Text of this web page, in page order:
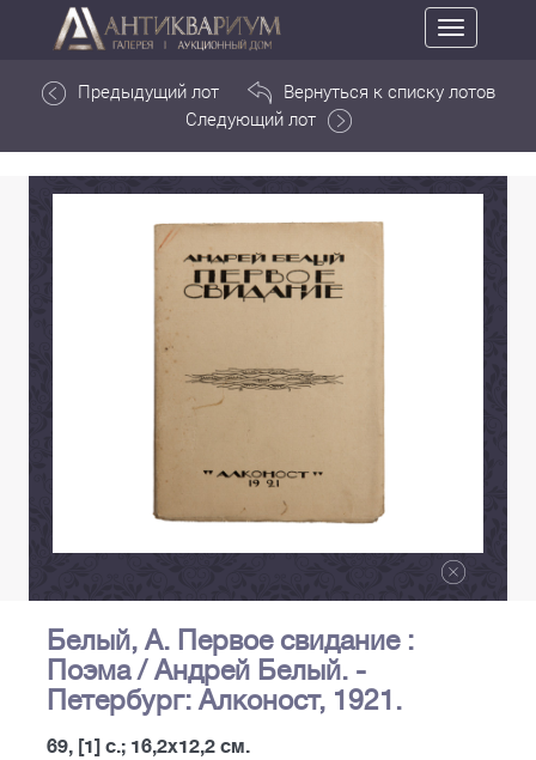
Toggle
navigation
Предыдущий лот
Вернуться к списку лотов
Следующий лот
Белый, А. Первое свидание :
Поэма / Андрей Белый. -
Петербург: Алконост, 1921.
69, [1] с.; 16,2х12,2 см.